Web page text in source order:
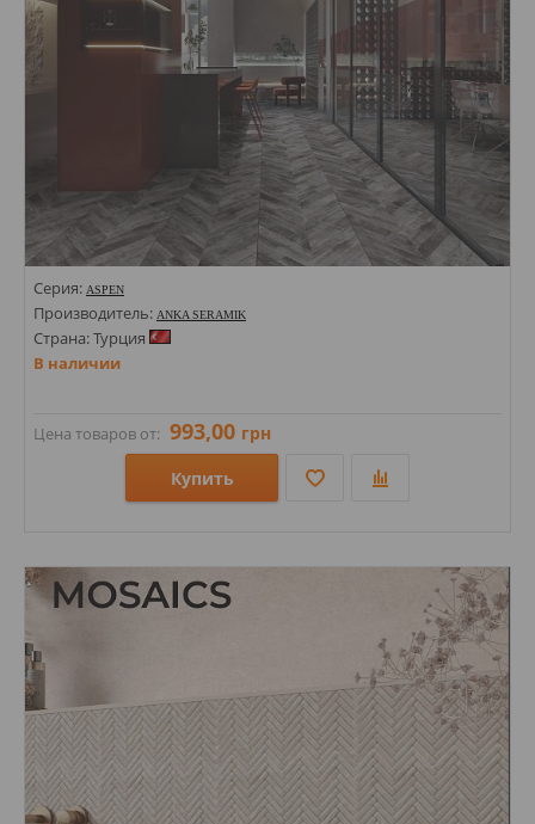
Серия: ASPEN
Производитель: ANKA SERAMIK
Страна: Турция
В наличии
Цена товаров от: 993,00 грн
Купить
Стили: Под дерево;
Цвета: